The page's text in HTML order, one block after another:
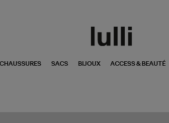
CHAUSSURES SACS BIJOUX ACCESS & BEAUTÉ